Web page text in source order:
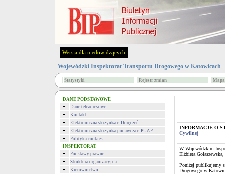
Wersja dla niedowidzących
Wojewódzki Inspektorat Transportu Drogowego w Katowicach
Statystyki Rejestr zmian
DANE PODSTAWOWE
Dane teleadresowe
Kontakt
Elektroniczna skrzynka e-Doręczeń
Elektroniczna skrzynka podawcza e-PUAP
Polityka cookies
INSPEKTORAT
Podstawy prawne
Struktura organizacyjna
Kierownictwo
INFORMACJE O
Cywilnej
W Wojewódzkim
Elżbieta
Poniżej publikujemy
Drogowego w